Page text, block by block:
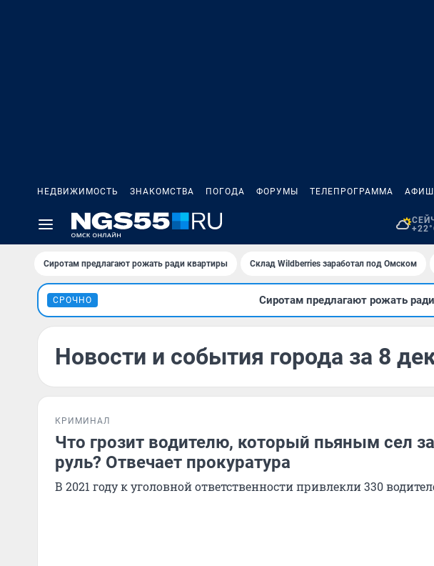
НЕДВИЖИМОСТЬ ЗНАКОМСТВА ПОГОДА ФОРУМЫ ТЕЛЕПРОГРАММА
Сиротам предлагают рожать ради квартиры Склад Wildberries заработал под Омском
СРОЧНО Сиротам предлагают рожать
Новости и события города за 8
КРИМИНАЛ
Что грозит водителю, который пьяным сел за
руль? Отвечает прокуратура
В 2021 году к уголовной ответственности привлекли 330